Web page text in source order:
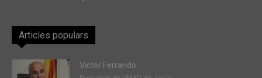
Articles populars
Victor Ferrando